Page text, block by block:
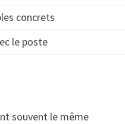
concrets
le poste
souvent le même